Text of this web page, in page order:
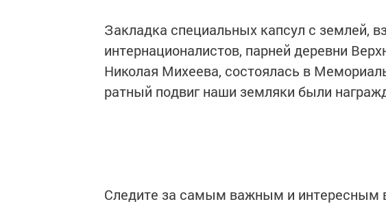
Закладка специальных капсул с землей,
интернационалистов, парней деревни
Николая Михеева, состоялась в
ратный подвиг наши земляки были
Следите за самым важным и интересным